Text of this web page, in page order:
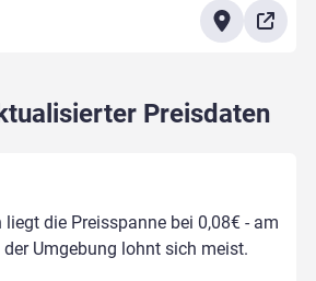
Preisdaten
die Preisspanne bei 0,08€ - am
Umgebung lohnt sich meist.